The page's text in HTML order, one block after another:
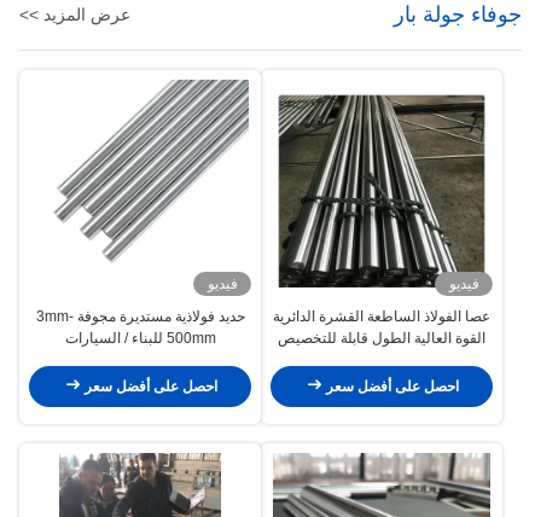
جوفاء جولة بار عرض المزيد >>
فيديو
عصا الفولاذ الساطعة القشرة الدائرية
القوة العالية الطول قابلة للتخصيص
احصل على أفضل سعر
فيديو
حديد فولاذية مستديرة مجوفة 3mm-
500mm للبناء / السيارات
احصل على أفضل سعر